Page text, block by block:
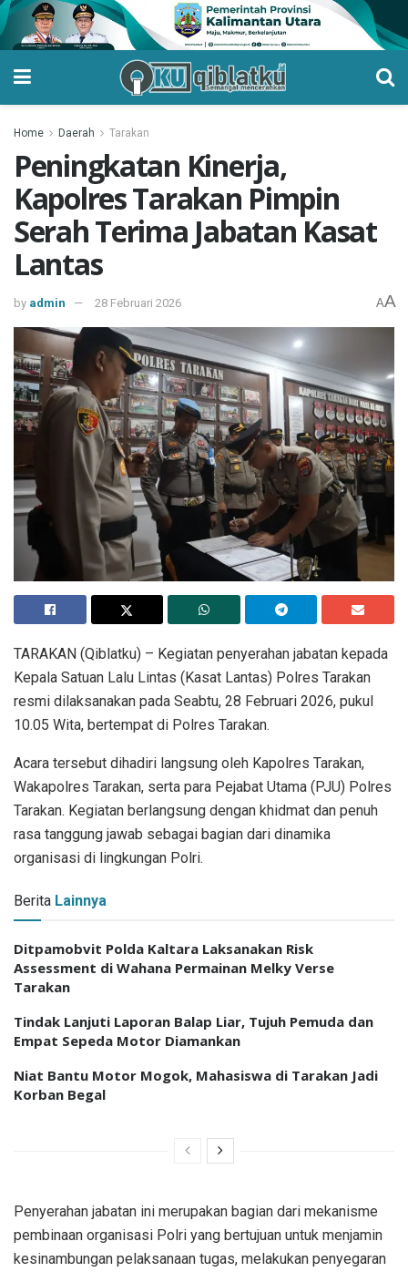
Home Daerah Tarakan
Peningkatan Kinerja,
Kapolres Tarakan Pimpin
Serah Terima Jabatan Kasat
Lantas
by admin 28 Februari 2026 AA
TARAKAN (Qiblatku) – Kegiatan penyerahan jabatan kepada
Kepala Satuan Lalu Lintas (Kasat Lantas) Polres Tarakan
resmi dilaksanakan pada Seabtu, 28 Februari 2026, pukul
10.05 Wita, bertempat di Polres Tarakan.
Acara tersebut dihadiri langsung oleh Kapolres Tarakan,
Wakapolres Tarakan, serta para Pejabat Utama (PJU) Polres
Tarakan. Kegiatan berlangsung dengan khidmat dan penuh
rasa tanggung jawab sebagai bagian dari dinamika
organisasi di lingkungan Polri.
Berita Lainnya
Ditpamobvit Polda Kaltara Laksanakan Risk
Assessment di Wahana Permainan Melky Verse
Tarakan
Tindak Lanjuti Laporan Balap Liar, Tujuh Pemuda dan
Empat Sepeda Motor Diamankan
Niat Bantu Motor Mogok, Mahasiswa di Tarakan Jadi
Korban Begal
Penyerahan jabatan ini merupakan bagian dari mekanisme
pembinaan organisasi Polri yang bertujuan untuk menjamin
kesinambungan pelaksanaan tugas, melakukan penyegaran